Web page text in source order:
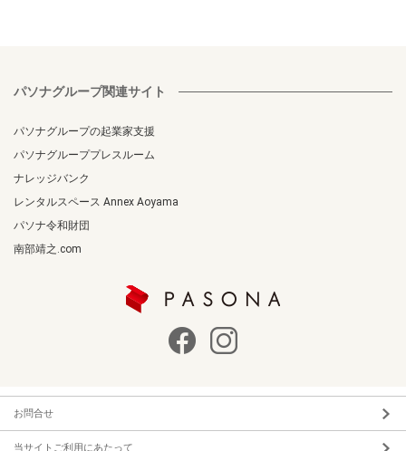
パソナグループ関連サイト
パソナグループの起業家支援
パソナグループプレスルーム
ナレッジバンク
レンタルスペース Annex Aoyama
パソナ令和財団
南部靖之.com
お問合せ
当サイトご利用にあたって